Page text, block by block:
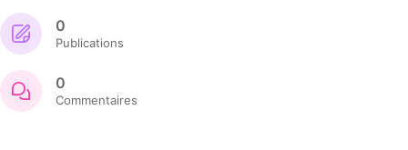
0
Publications
0
Commentaires